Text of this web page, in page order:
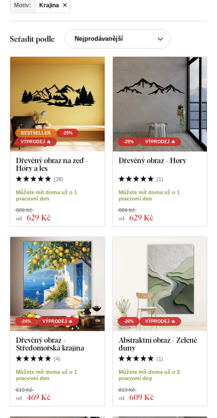
Motiv: Krajina
Seřadit podle
BESTSELLER
-29%
VÝPRODEJ 🔥
Dřevěný obraz na zeď -
Hory a les
(38)
Můžete mít doma už o 1
pracovní den
od 629 Kč
889 Kč
-29% VÝPRODEJ 🔥
Dřevěný obraz - Hory
(1)
Můžete mít doma už o 1
pracovní den
od 629 Kč
889 Kč
-24% VÝPRODEJ 🔥
Dřevěný obraz -
Středomořská krajina
(4)
Můžete mít doma už o 1
pracovní den
od 469 Kč
619 Kč
-26% VÝPRODEJ 🔥
Abstraktní obraz - Zelené
duny
(1)
Můžete mít doma už o 3
pracovní dny
od 609 Kč
819 Kč